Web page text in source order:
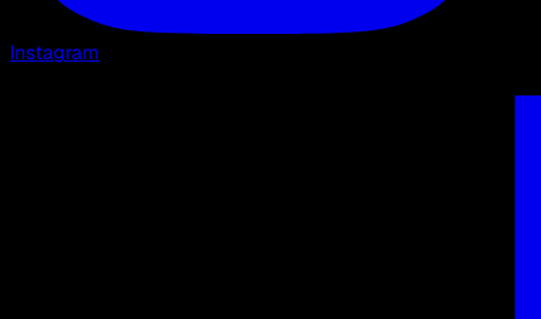
Instagram